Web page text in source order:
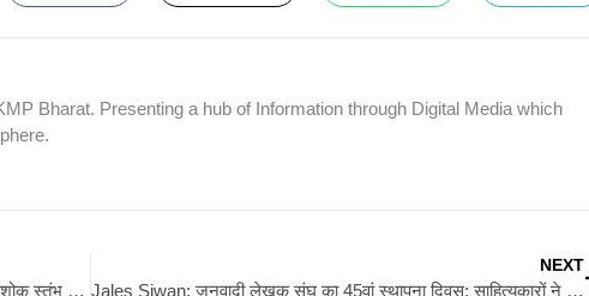
Bharat. Presenting a hub of Information through Digital Media which
Buddhism: अब गांव-गांव पहुंचेगा शांति का संदेश: औरंगाबाद में अशोक स्तंभ व बुद्ध प्रतिमा का अनावरण
NEXT
Jales Siwan: जनवादी लेखक संघ का 45वां स्थापना दिवस: साहित्यकारों ने जनवाद और मानवता की आवाज बुलंद की